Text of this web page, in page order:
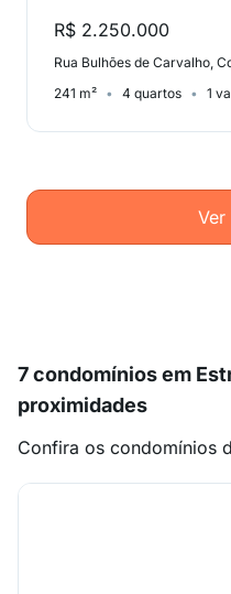
R$ 2.250.000
Rua Bulhões de Carvalho,
241 m²
4 quartos 1
Ver
7 condomínios em
proximidades
Confira os condomínios